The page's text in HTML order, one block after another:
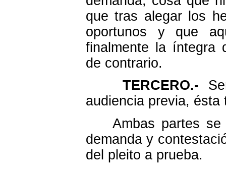
que tras alegar los
oportunos y que
finalmente la íntegra
de contrario.
TERCERO.-
audiencia previa,
Ambas partes se
demanda y
del pleito a prueba.